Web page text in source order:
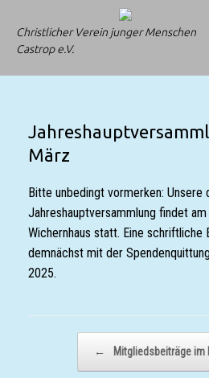
springenChristlicher Verein junger Menschen
Castrop e.V.
März
Bitte unbedingt vormerken: Unsere
Jahreshauptversammlung findet
Wichernhaus statt. Eine schriftliche
demnächst mit der
2025.
← Mitgliedsbeiträge im